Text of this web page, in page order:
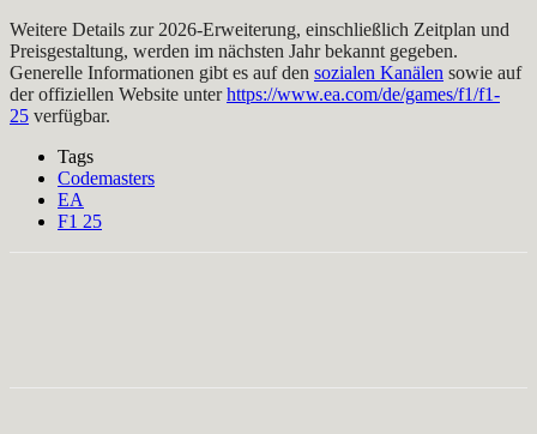
Weitere Details zur 2026-Erweiterung, einschließlich Zeitplan und
Preisgestaltung, werden im nächsten Jahr bekannt gegeben.
Generelle Informationen gibt es auf den sozialen Kanälen sowie auf
der offiziellen Website unterhttps://www.ea.com/de/games/f1/f1-
25 verfügbar.
Tags
Codemasters
EA
F1 25